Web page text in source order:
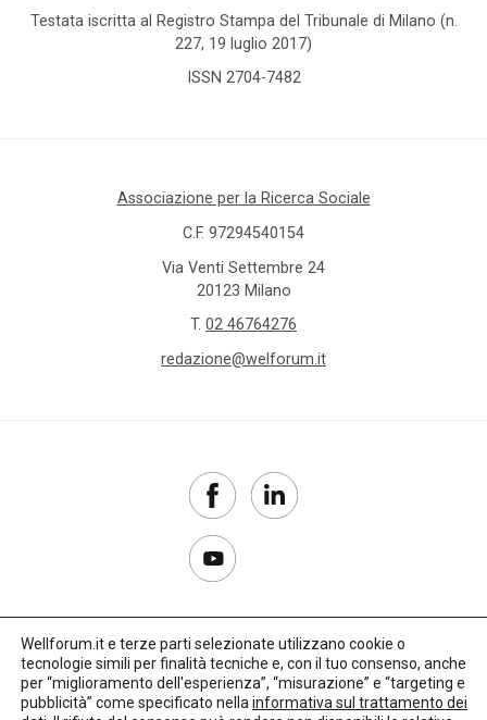
Testata iscritta al Registro Stampa del Tribunale di Milano (n.
227, 19 luglio 2017)
ISSN 2704-7482
Associazione per la Ricerca Sociale
C.F. 97294540154
Via Venti Settembre 24
20123 Milano
T. 02 46764276
redazione@welforum.it
Copyright 2017–2026
Privacy Policy
Wellforum.it e terze parti selezionate utilizzano cookie o
tecnologie simili per finalità tecniche e, con il tuo consenso, anche
per “miglioramento dell'esperienza”, “misurazione” e “targeting e
pubblicità” come specificato nella informativa sul trattamento dei